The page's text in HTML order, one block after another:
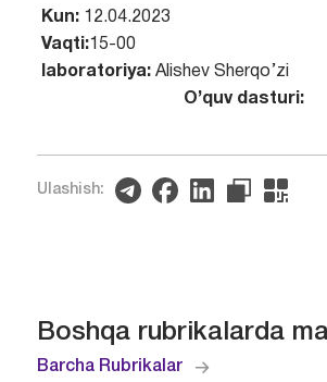
Kun: 12.04.2023
Vaqti:15-00
laboratoriya:Alishev Sherqo’zi
O’quv dasturi:
Ulashish:
Boshqa rubrikalarda
Barcha Rubrikalar